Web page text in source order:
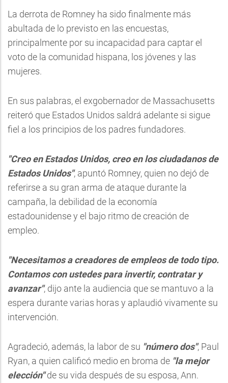
La derrota de Romney ha sido finalmente más
abultada de lo previsto en las encuestas,
principalmente por su incapacidad para captar el
voto de la comunidad hispana, los jóvenes y las
mujeres.
En sus palabras, el exgobernador de Massachusetts
reiteró que Estados Unidos saldrá adelante si sigue
fiel a los principios de los padres fundadores.
"Creo en Estados Unidos, creo en los ciudadanos de
Estados Unidos", apuntó Romney, quien no dejó de
referirse a su gran arma de ataque durante la
campaña, la debilidad de la economía
estadounidense y el bajo ritmo de creación de
empleo.
"Necesitamos a creadores de empleos de todo tipo.
Contamos con ustedes para invertir, contratar y
avanzar", dijo ante la audiencia que se mantuvo a la
espera durante varias horas y aplaudió vivamente su
intervención.
Agradeció, además, la labor de su "número dos", Paul
Ryan, a quien calificó medio en broma de "la mejor
elección"de su vida después de su esposa, Ann.